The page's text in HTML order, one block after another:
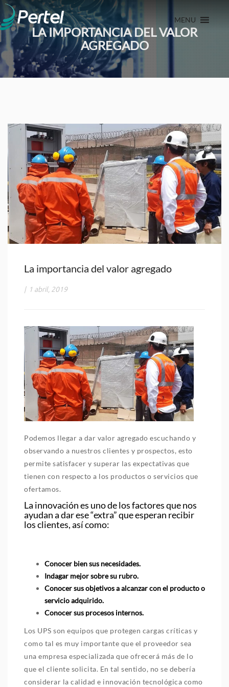
MENU
LA IMPORTANCIA DEL VALOR
AGREGADO
La importancia del valor agregado
| 1 abril, 2019
Podemos llegar a dar valor agregado escuchando y
observando a nuestros clientes y prospectos, esto
permite satisfacer y superar las expectativas que
tienen con respecto a los productos o servicios que
ofertamos.
La innovación es uno de los factores que nos
ayudan a dar ese “extra” que esperan recibir
los clientes, así como:
Conocer bien sus necesidades.
Indagar mejor sobre su rubro.
Conocer sus objetivos a alcanzar con el producto o
servicio adquirido.
Conocer sus procesos internos.
Los UPS son equipos que protegen cargas críticas y
como tal es muy importante que el proveedor sea
una empresa especializada que ofrecerá más de lo
que el cliente solicita. En tal sentido, no se debería
considerar la calidad e innovación tecnológica como